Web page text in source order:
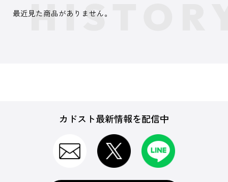
最近見た商品がありません。
カドスト最新情報を配信中